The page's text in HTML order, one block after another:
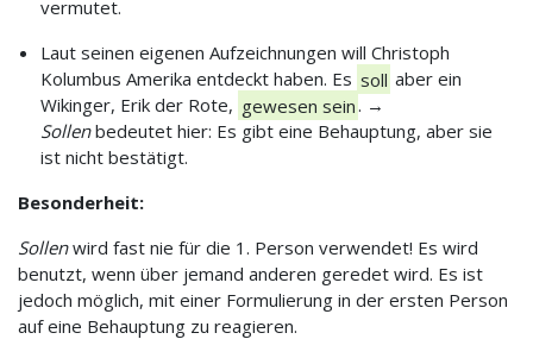
vermutet.
Laut seinen eigenen Aufzeichnungen will Christoph
Kolumbus Amerika entdeckt haben. Es soll aber ein
Wikinger, Erik der Rote, gewesen sein. →
Sollenbedeutet hier: Es gibt eine Behauptung, aber sie
ist nicht bestätigt.
Besonderheit:
Sollenwird fast nie für die 1. Person verwendet! Es wird
benutzt, wenn über jemand anderen geredet wird. Es ist
jedoch möglich, mit einer Formulierung in der ersten Person
auf eine Behauptung zu reagieren.